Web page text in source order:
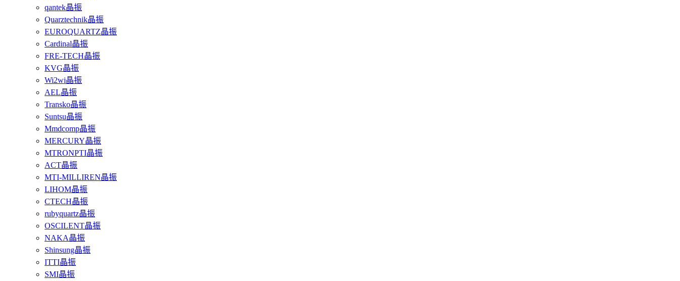
qantek晶振
Quarztechnik晶振
EUROQUARTZ晶振
Cardinal晶振
FRE-TECH晶振
KVG晶振
Wi2wi晶振
AEL晶振
Transko晶振
Suntsu晶振
Mmdcomp晶振
MERCURY晶振
MTRONPTI晶振
ACT晶振
MTI-MILLIREN晶振
LIHOM晶振
CTECH晶振
rubyquartz晶振
OSCILENT晶振
NAKA晶振
Shinsung晶振
ITTI晶振
SMI晶振